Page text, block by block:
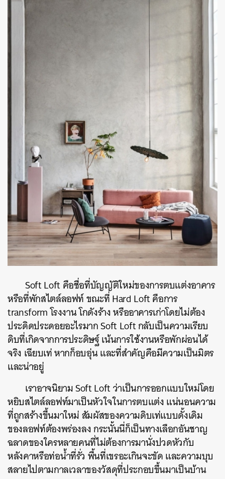
Soft Loft คือชื่อที่บัญญัติใหม่ของการตบแต่งอาคาร
หรือที่พักสไตล์ลอฟท์ ขณะที่ Hard Loft คือการ
transform โรงงาน โกดังร้าง หรืออาคารเก่าโดยไม่ต้อง
ประดิดประดอยอะไรมาก Soft Loft กลับเป็นความเรียบ
ดิบที่เกิดจากการประดิษฐ์ เน้นการใช้งานหรือพักผ่อนได้
จริง เฉียบเท่ หากก็อบอุ่น และที่สำคัญคือมีความเป็นมิตร
และน่าอยู่
เราอาจนิยาม Soft Loft ว่าเป็นการออกแบบใหม่โดย
หยิบสไตล์ลอฟท์มาเป็นหัวใจในการตบแต่ง แน่นอนความ
ที่ถูกสร้างขึ้นมาใหม่ สัมผัสของความดิบเท่แบบดั้งเดิม
ของลอฟท์ต้องพร่องลง กระนั้นนี่ก็เป็นทางเลือกอันชาญ
ฉลาดของใครหลายคนที่ไม่ต้องการมานั่งปวดหัวกับ
หลังคาหรือท่อน้ำที่รั่ว พื้นที่เขรอะเกินจะขัด และความบุบ
สลายไปตามกาลเวลาของวัสดุที่ประกอบขึ้นมาเป็นบ้าน